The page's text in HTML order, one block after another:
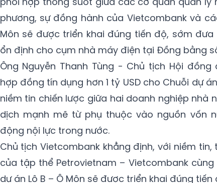
phương, sự đồng hành của Vietcombank và
Môn sẽ được triển khai đúng tiến độ, sớm
ổn định cho cụm nhà máy điện tại Đồng bằng
Ông Nguyễn Thanh Tùng - Chủ tịch Hội
hợp đồng tín dụng hơn 1 tỷ USD cho Chuỗi dự
niềm tin chiến lược giữa hai doanh nghiệp nhà
dịch mạnh mẽ từ phụ thuộc vào nguồn vốn
động nội lực trong nước.
Chủ tịch Vietcombank khẳng định, với niềm
của tập thể Petrovietnam – Vietcombank
dự án Lô B – Ô Môn sẽ được triển khai đúng tiến